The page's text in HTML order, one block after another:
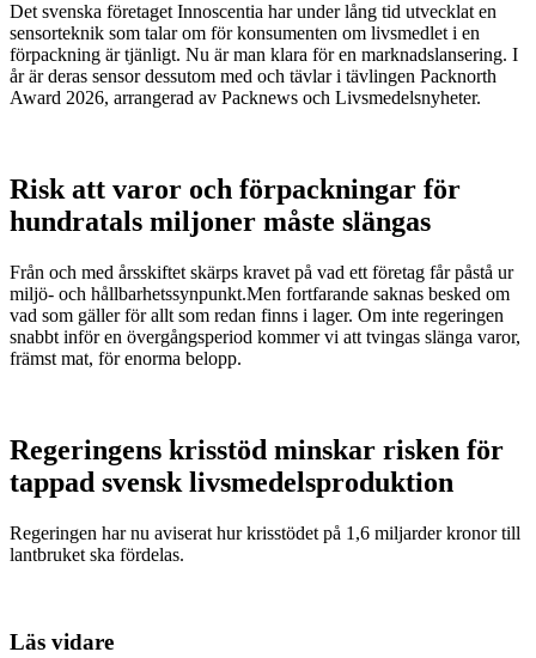
Det svenska företaget Innoscentia har under lång tid utvecklat en
sensorteknik som talar om för konsumenten om livsmedlet i en
förpackning är tjänligt. Nu är man klara för en marknadslansering. I
år är deras sensor dessutom med och tävlar i tävlingen Packnorth
Award 2026, arrangerad av Packnews och Livsmedelsnyheter.
Risk att varor och förpackningar för
hundratals miljoner måste slängas
Från och med årsskiftet skärps kravet på vad ett företag får påstå ur
miljö- och hållbarhetssynpunkt.Men fortfarande saknas besked om
vad som gäller för allt som redan finns i lager. Om inte regeringen
snabbt inför en övergångsperiod kommer vi att tvingas slänga varor,
främst mat, för enorma belopp.
Regeringens krisstöd minskar risken för
tappad svensk livsmedelsproduktion
Regeringen har nu aviserat hur krisstödet på 1,6 miljarder kronor till
lantbruket ska fördelas.
Läs vidare